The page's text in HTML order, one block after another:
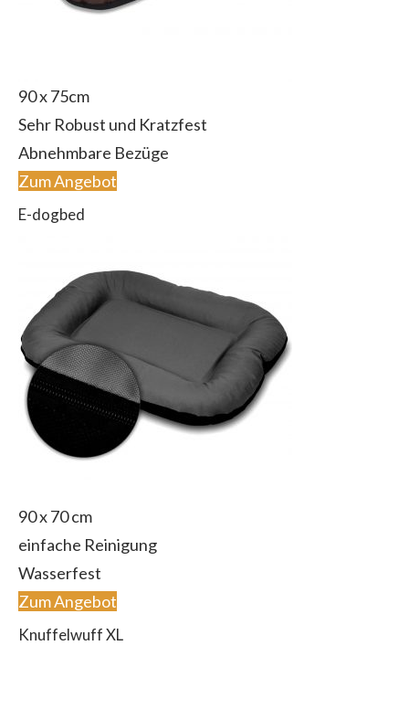
90 x 75cm
Sehr Robust und Kratzfest
Abnehmbare Bezüge
Zum Angebot
E-dogbed
90 x 70 cm
einfache Reinigung
Wasserfest
Zum Angebot
Knuffelwuff XL